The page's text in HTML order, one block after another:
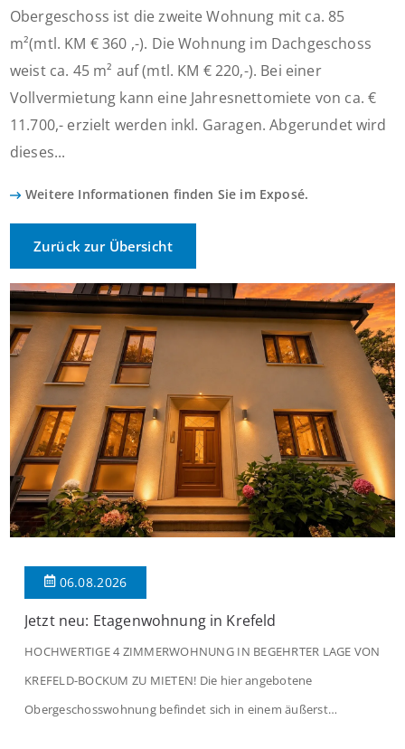
Obergeschoss ist die zweite Wohnung mit ca. 85
m²(mtl. KM € 360 ,-). Die Wohnung im Dachgeschoss
weist ca. 45 m² auf (mtl. KM € 220,-). Bei einer
Vollvermietung kann eine Jahresnettomiete von ca. €
11.700,- erzielt werden inkl. Garagen. Abgerundet wird
dieses...
Weitere Informationen finden Sie im Exposé.
Zurück zur Übersicht
06.08.2026
Jetzt neu: Etagenwohnung in Krefeld
HOCHWERTIGE 4 ZIMMERWOHNUNG IN BEGEHRTER LAGE VON
KREFELD-BOCKUM ZU MIETEN! Die hier angebotene
Obergeschosswohnung befindet sich in einem äußerst